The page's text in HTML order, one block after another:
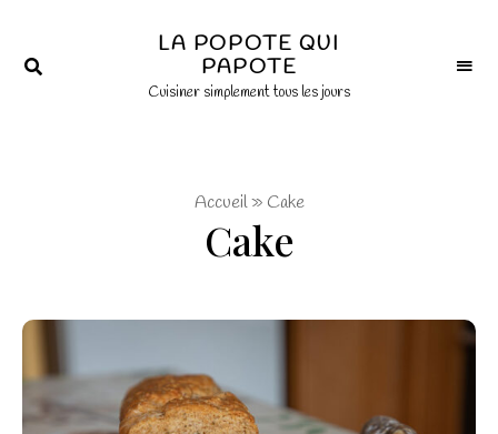
LA POPOTE QUI
PAPOTE
Cuisiner simplement tous les jours
Accueil» Cake
Cake